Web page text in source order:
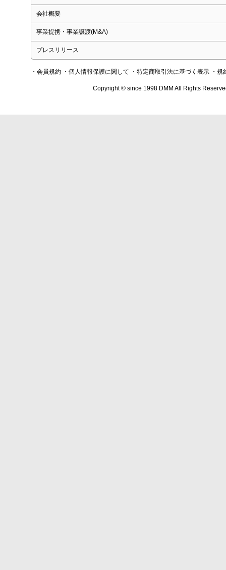
会社概要
事業提携・事業譲渡(M&A)
プレスリリース
・会員規約 ・個人情報保護に関して ・特定商取引法に基づく表示 ・規
Copyright © since 1998 DMM All Rights